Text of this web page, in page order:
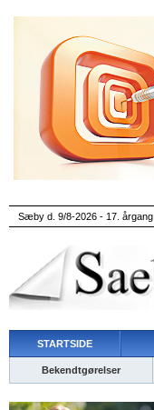
Sæby d. 9/8-2026 - 17. årgang
STARTSIDE
Bekendtgørelser